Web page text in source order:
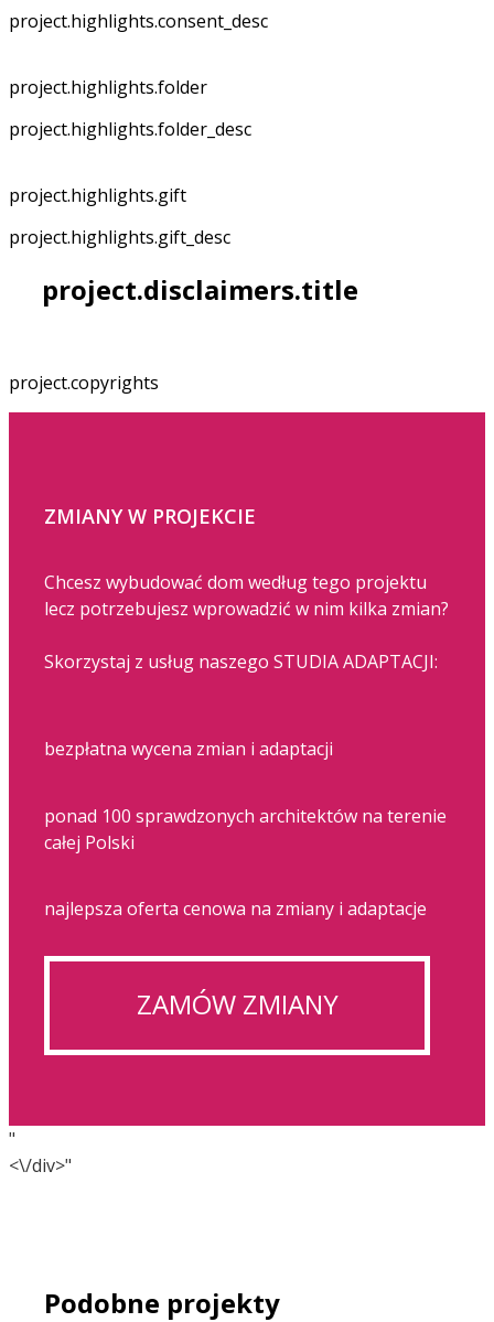
project.highlights.consent_desc
project.highlights.folder
project.highlights.folder_desc
project.highlights.gift
project.highlights.gift_desc
project.disclaimers.title
project.copyrights
ZMIANY W PROJEKCIE
Chcesz wybudować dom według tego projektu
lecz potrzebujesz wprowadzić w nim kilka zmian?
Skorzystaj z usług naszego STUDIA ADAPTACJI:
bezpłatna wycena zmian i adaptacji
ponad 100 sprawdzonych architektów na terenie
całej Polski
najlepsza oferta cenowa na zmiany i adaptacje
ZAMÓW ZMIANY
"
<\/div>"
Podobne projekty